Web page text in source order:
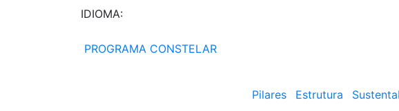
IDIOMA:
PROGRAMA CONSTELAR
Pilares
Estrutura